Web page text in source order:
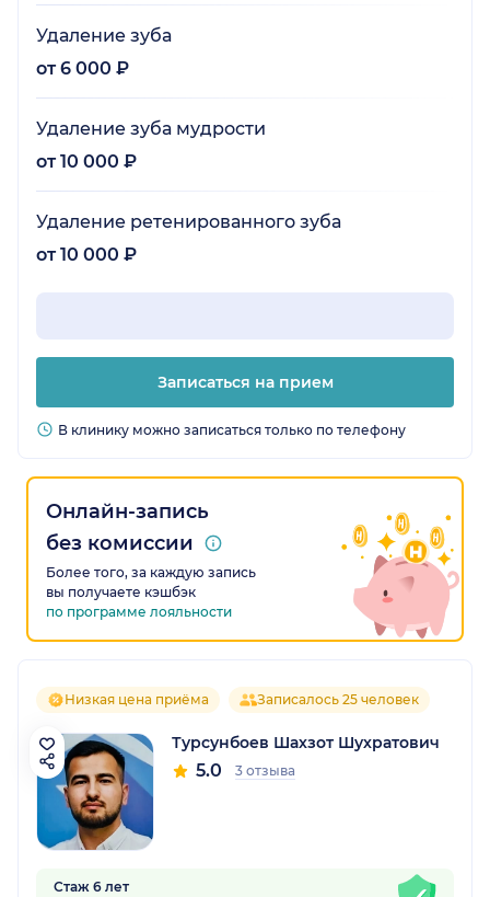
Удаление зуба
от 6 000 ₽
Удаление зуба мудрости
от 10 000 ₽
Удаление ретенированного зуба
от 10 000 ₽
Записаться на прием
В клинику можно записаться только по телефону
Онлайн-запись
без комиссии
Более того, за каждую запись
вы получаете кэшбэк
по программе лояльности
Низкая цена приёма Записалось 25 человек
Турсунбоев Шахзот Шухратович
5.0 3 отзыва
Стаж 6 лет